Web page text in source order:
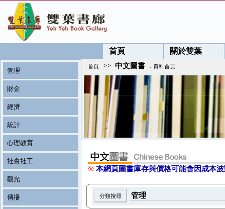
首頁 關於雙葉
管理
財金
經濟
統計
心理教育
社會社工
觀光
傳播
首頁 >> 中文圖書 . 資料首頁
※ 本網頁圖書庫存與價格可能會因成本